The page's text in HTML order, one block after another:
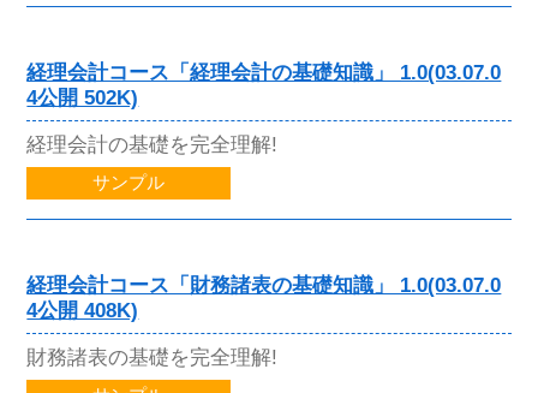
経理会計コース「経理会計の基礎知識」 1.0(03.07.0
4公開 502K)
経理会計の基礎を完全理解!
サンプル
経理会計コース「財務諸表の基礎知識」 1.0(03.07.0
4公開 408K)
財務諸表の基礎を完全理解!